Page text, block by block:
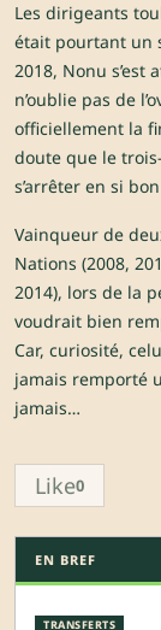
Les dirigeants
était pourtant un
2018, Nonu
n’oublie pas de
officiellement la
doute que le
s’arrêter en si
Vainqueur de
Nations (2008,
2014), lors de la
voudrait bien
Car, curiosité,
jamais remporté
jamais…
Like0
EN BREF
TRANSFERTS